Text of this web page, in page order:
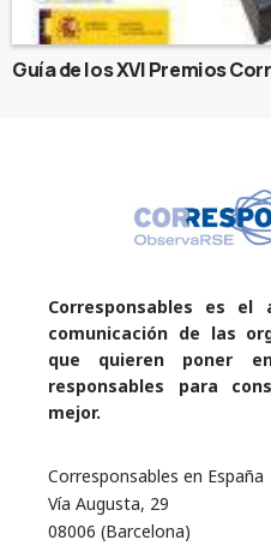
Guía de los XVI Premios
Corresponsables es
comunicación de las
que quieren poner
responsables para
mejor.
Corresponsables en España
Vía Augusta, 29
08006 (Barcelona)